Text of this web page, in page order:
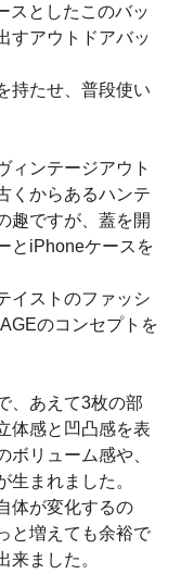
としたこのバッ
すアウトドアバッ
持たせ、普段使い
ィンテージアウト
くからあるハンテ
趣ですが、蓋を開
とiPhoneケースを
イストのファッシ
のコンセプトを
、あえて3枚の部
体感と凹凸感を表
リューム感や、
生まれました。
体が変化するの
と増えても余裕で
来ました。